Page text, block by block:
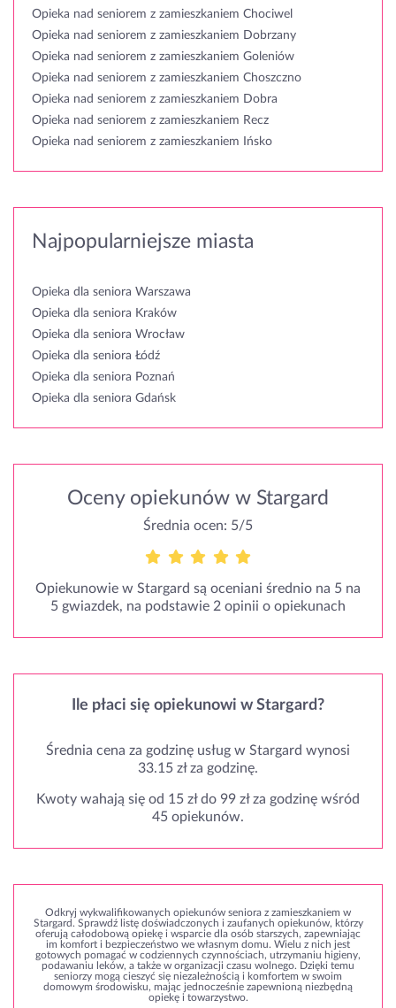
Opieka nad seniorem z zamieszkaniem Chociwel
Opieka nad seniorem z zamieszkaniem Dobrzany
Opieka nad seniorem z zamieszkaniem Goleniów
Opieka nad seniorem z zamieszkaniem Choszczno
Opieka nad seniorem z zamieszkaniem Dobra
Opieka nad seniorem z zamieszkaniem Recz
Opieka nad seniorem z zamieszkaniem Ińsko
Najpopularniejsze miasta
Opieka dla seniora Warszawa
Opieka dla seniora Kraków
Opieka dla seniora Wrocław
Opieka dla seniora Łódź
Opieka dla seniora Poznań
Opieka dla seniora Gdańsk
Oceny opiekunów w Stargard
Średnia ocen: 5/5
Opiekunowie w Stargard są oceniani średnio na 5 na
5 gwiazdek, na podstawie 2 opinii o opiekunach
Ile płaci się opiekunowi w Stargard?
Średnia cena za godzinę usług w Stargard wynosi
33.15 zł za godzinę.
Kwoty wahają się od 15 zł do 99 zł za godzinę wśród
45 opiekunów.
Odkryj wykwalifikowanych opiekunów seniora z zamieszkaniem w
Stargard. Sprawdź listę doświadczonych i zaufanych opiekunów, którzy
oferują całodobową opiekę i wsparcie dla osób starszych, zapewniając
im komfort i bezpieczeństwo we własnym domu. Wielu z nich jest
gotowych pomagać w codziennych czynnościach, utrzymaniu higieny,
podawaniu leków, a także w organizacji czasu wolnego. Dzięki temu
seniorzy mogą cieszyć się niezależnością i komfortem w swoim
domowym środowisku, mając jednocześnie zapewnioną niezbędną
opiekę i towarzystwo.